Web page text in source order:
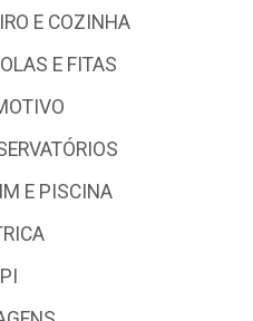
E COZINHA
E FITAS
E PISCINA